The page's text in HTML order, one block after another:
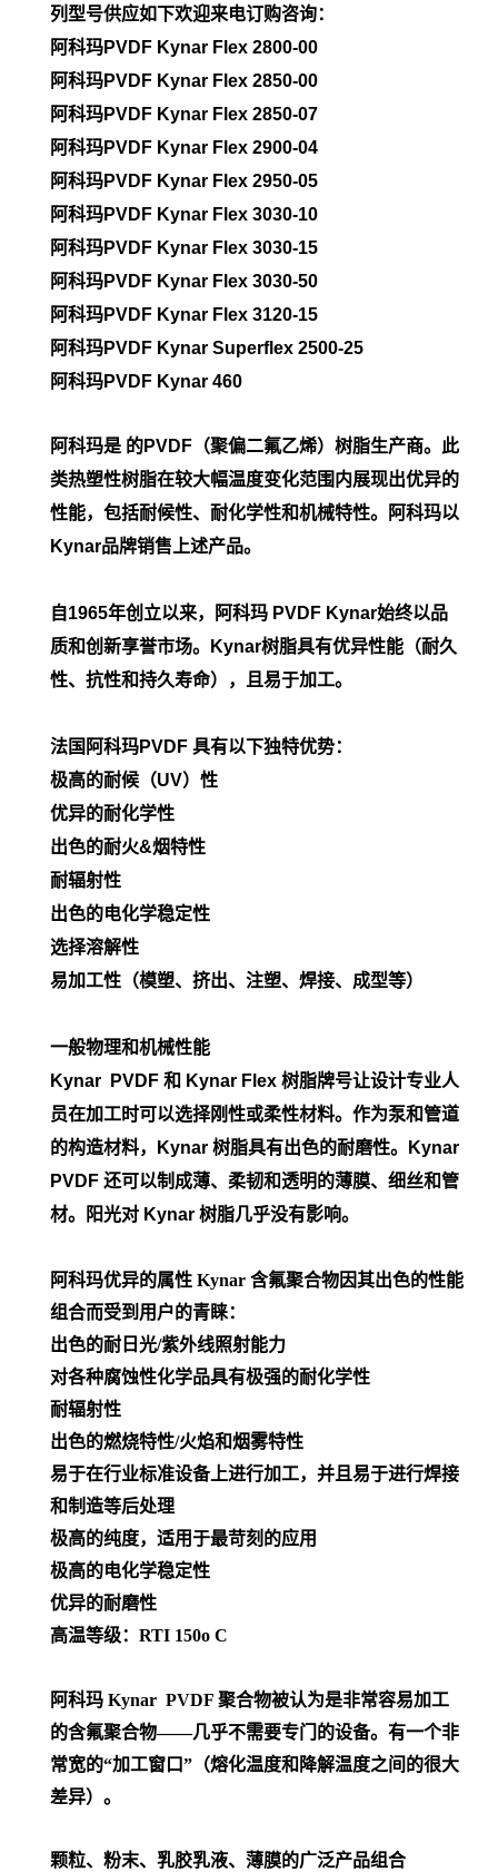
列型号供应如下欢迎来电订购咨询：
阿科玛PVDF Kynar Flex 2800-00
阿科玛PVDF Kynar Flex 2850-00
阿科玛PVDF Kynar Flex 2850-07
阿科玛PVDF Kynar Flex 2900-04
阿科玛PVDF Kynar Flex 2950-05
阿科玛PVDF Kynar Flex 3030-10
阿科玛PVDF Kynar Flex 3030-15
阿科玛PVDF Kynar Flex 3030-50
阿科玛PVDF Kynar Flex 3120-15
阿科玛PVDF Kynar Superflex 2500-25
阿科玛PVDF Kynar 460
阿科玛是 的PVDF（聚偏二氟乙烯）树脂生产商。此
类热塑性树脂在较大幅温度变化范围内展现出优异的
性能，包括耐候性、耐化学性和机械特性。阿科玛以
Kynar品牌销售上述产品。
自1965年创立以来，阿科玛 PVDF Kynar始终以品
质和创新享誉市场。Kynar树脂具有优异性能（耐久
性、抗性和持久寿命），且易于加工。
法国阿科玛PVDF 具有以下独特优势：
极高的耐候（UV）性
优异的耐化学性
出色的耐火&烟特性
耐辐射性
出色的电化学稳定性
选择溶解性
易加工性（模塑、挤出、注塑、焊接、成型等）
一般物理和机械性能
Kynar PVDF 和 Kynar Flex 树脂牌号让设计专业人
员在加工时可以选择刚性或柔性材料。作为泵和管道
的构造材料，Kynar 树脂具有出色的耐磨性。Kynar
PVDF 还可以制成薄、柔韧和透明的薄膜、细丝和管
材。阳光对 Kynar 树脂几乎没有影响。
阿科玛优异的属性 Kynar 含氟聚合物因其出色的性能
组合而受到用户的青睐：
出色的耐日光/紫外线照射能力
对各种腐蚀性化学品具有极强的耐化学性
耐辐射性
出色的燃烧特性/火焰和烟雾特性
易于在行业标准设备上进行加工，并且易于进行焊接
和制造等后处理
极高的纯度，适用于最苛刻的应用
极高的电化学稳定性
优异的耐磨性
高温等级：RTI 150o C
阿科玛 Kynar PVDF 聚合物被认为是非常容易加工
的含氟聚合物——几乎不需要专门的设备。有一个非
常宽的“加工窗口”（熔化温度和降解温度之间的很大
差异）。
颗粒、粉末、乳胶乳液、薄膜的广泛产品组合